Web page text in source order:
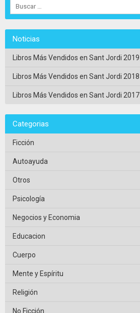
Noticias
Libros Más Vendidos en Sant Jordi 2019
Libros Más Vendidos en Sant Jordi 2018
Libros Más Vendidos en Sant Jordi 2017
Categorias
Ficción
Autoayuda
Otros
Psicología
Negocios y Economia
Educacion
Cuerpo
Mente y Espíritu
Religión
No Ficción